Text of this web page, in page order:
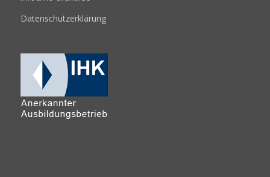
Datenschutzerklärung